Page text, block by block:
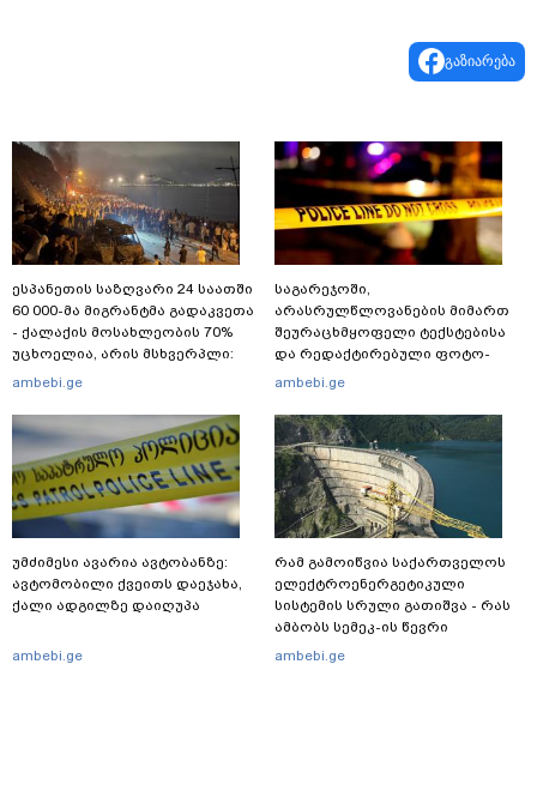
გაზიარება
ესპანეთის საზღვარი 24 საათში
60 000-მა მიგრანტმა გადაკვეთა
- ქალაქის მოსახლეობის 70%
უცხოელია, არის მსხვერპლი:
ბოლო ცნობები სეუტადან,
გასვლის ეშინიათ
ambebi.ge
უმძიმესი ავარია ავტობანზე:
ავტომობილი ქვეითს დაეჯახა,
ქალი ადგილზე დაიღუპა
ambebi.ge
საგარეჯოში,
არასრულწლოვანების მიმართ
შეურაცხმყოფელი ტექსტებისა
და რედაქტირებული ფოტო-
ვიდეომასალის გავრცელების
ავრცელებს
ambebi.ge
რამ გამოიწვია საქართველოს
ელექტროენერგეტიკული
სისტემის სრული გათიშვა - რას
ამბობს სემეკ-ის წევრი
ambebi.ge